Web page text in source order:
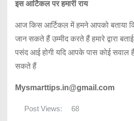
इस आर्टिकल पर हमारी राय
आज किस आर्टिकल में हमने आपको बताया
जान सकते हैं उम्मीद करते हैं हमारे द्वारा
पसंद आई होगी यदि आपके पास कोई
सकते हैं
Mysmarttips.in@gmail.com
Post Views: 68